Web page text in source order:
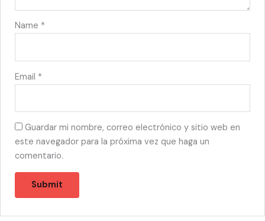
Name *
Email *
Guardar mi nombre, correo electrónico y sitio web en
este navegador para la próxima vez que haga un
comentario.